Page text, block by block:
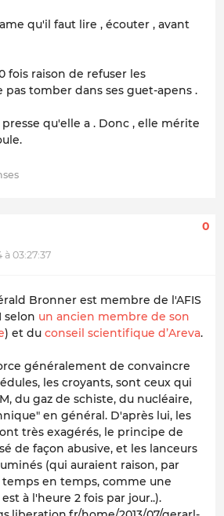
qu'il faut lire , écouter , avant
fois raison de refuser les
tomber dans ses guet-apens .
qu'elle a . Donc , elle mérite
à 03:27:37
0
Bronner est membre de l'AFIS
selon un ancien membre de son
) et du conseil scientifique d’Areva.
généralement de convaincre
les croyants, sont ceux qui
du gaz de schiste, du nucléaire,
en général. D'après lui, les
très exagérés, le principe de
de façon abusive, et les lanceurs
(qui auraient raison, par
temps en temps, comme une
à l'heure 2 fois par jour..).